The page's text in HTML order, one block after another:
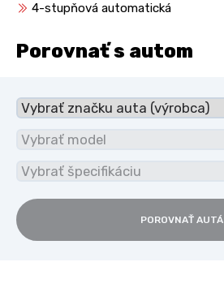
4-stupňová automatická
Porovnať s autom
POROVNAŤ AUTÁ